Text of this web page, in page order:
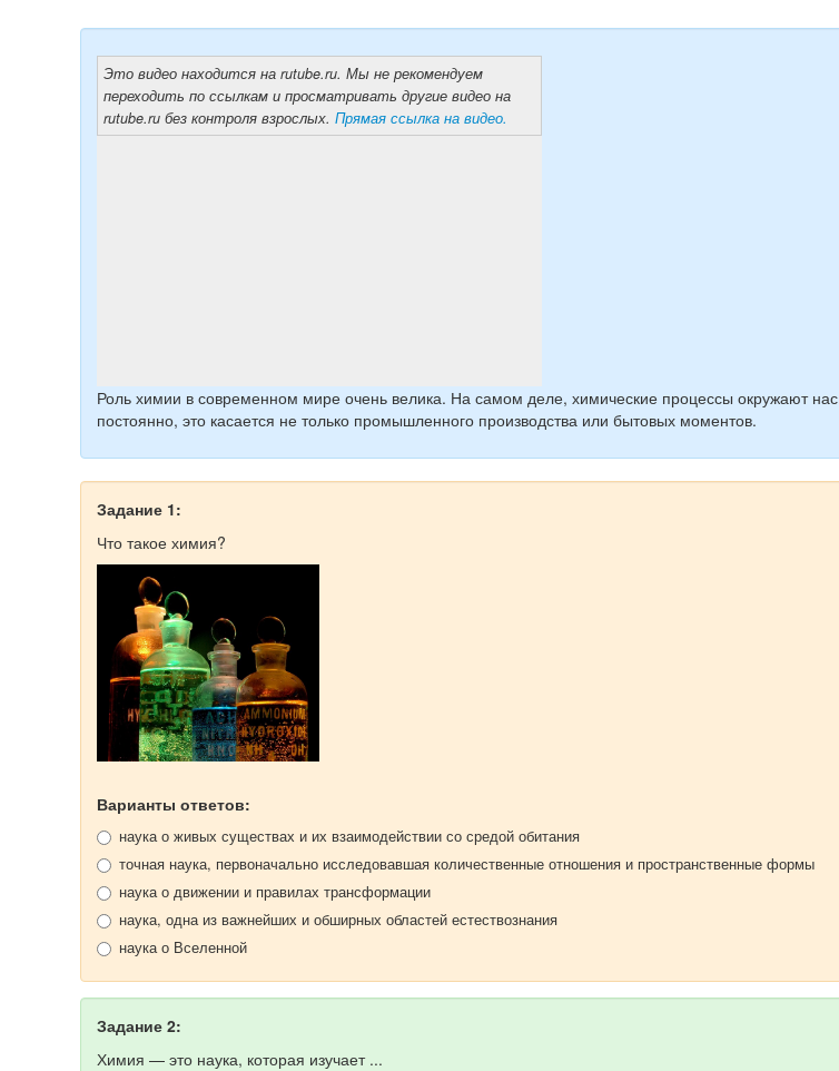
Это видео находится на rutube.ru. Мы не рекомендуем
переходить по ссылкам и просматривать другие видео на
rutube.ru без контроля взрослых. Прямая ссылка на видео.
Роль химии в современном мире очень велика. На самом деле, химические процессы окружают нас
постоянно, это касается не только промышленного производства или бытовых моментов.
Задание 1:
Что такое химия?
Варианты ответов:
наука о живых существах и их взаимодействии со средой обитания
точная наука, первоначально исследовавшая количественные отношения и пространственные формы
наука о движении и правилах трансформации
наука, одна из важнейших и обширных областей естествознания
наука о Вселенной
Задание 2:
Химия — это наука, которая изучает ...